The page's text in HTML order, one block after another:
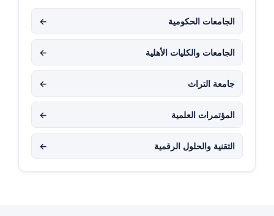
الجامعات الحكومية ←
الجامعات والكليات الأهلية ←
جامعة التراث ←
المؤتمرات العلمية ←
التقنية والحلول الرقمية ←